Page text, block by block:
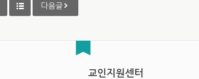
다음글
교인지원센터